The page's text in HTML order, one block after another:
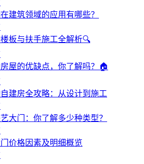
建筑领域的应用有哪些？
板与扶手施工全解析🔍
屋的优缺点，你了解吗？🏠
建房全攻略：从设计到施工
大门：你了解多少种类型？
价格因素及明细概览